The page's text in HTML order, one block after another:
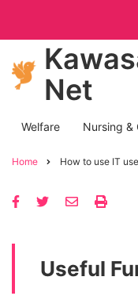
content
Net
Post
Welfare Nursing &
Home How to use IT
Useful